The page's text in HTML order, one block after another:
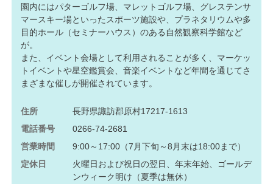
園内にはパターゴルフ場、マレットゴルフ場、グレステンサ
マースキー場といったスポーツ施設や、プラネタリウムや多
目的ホール（セミナーハウス）のある自然観察科学館など
が。
また、イベント会場として利用されることが多く、マーケッ
トイベントや星空鑑賞会、音楽イベントなど年間を通じてさ
まざまな催しが開催されています。
住所
長野県諏訪郡原村17217-1613
電話番号
0266-74-2681
営業時間
9:00～17:00（7月下旬～8月末は18:00まで）
定休日
火曜日および祝日の翌日、年末年始、ゴールデ
ンウィーク明け（夏季は無休）